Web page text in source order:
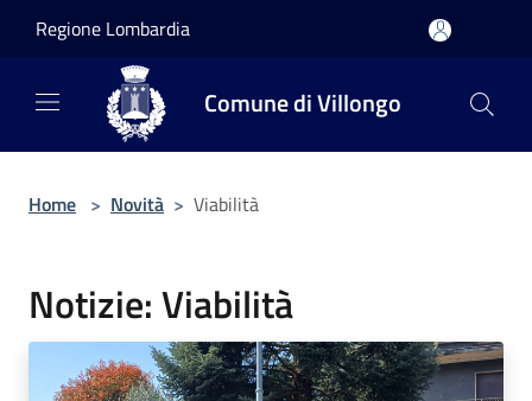
Regione Lombardia
Comune di Villongo
Home > Novità > Viabilità
Notizie: Viabilità